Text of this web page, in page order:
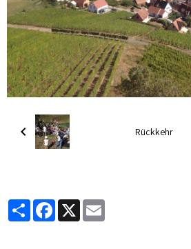
Rückkehr
PartagerFacebook
X